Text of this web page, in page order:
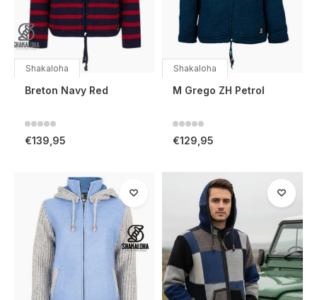
Shakaloha
Breton Navy Red
€139,95
Shakaloha
M Grego ZH Petrol
€129,95